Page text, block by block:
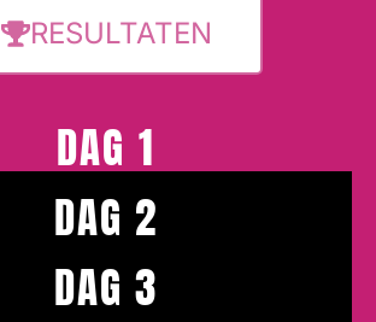
RESULTATEN
DAG 1
DAG 2
DAG 3